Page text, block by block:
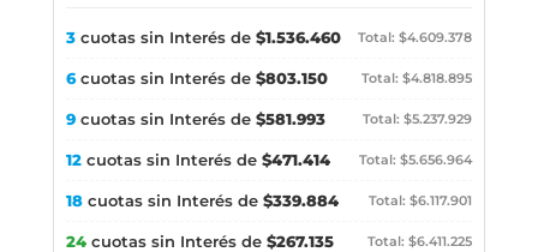
3 cuotas sin Interés de $1.536.460 Total: $4.609.378
6cuotas sin Interés de $803.150 Total: $4.818.895
9 cuotas sin Interés de $581.993 Total: $5.237.929
12 cuotas sin Interés de $471.414 Total: $5.656.964
18 cuotas sin Interés de $339.884 Total: $6.117.901
24 cuotas sin Interés de $267.135 Total: $6.411.225